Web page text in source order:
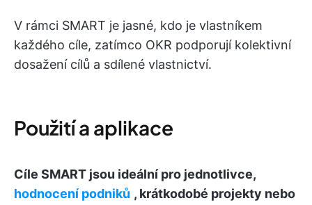
V rámci SMART je jasné, kdo je vlastníkem
každého cíle, zatímco OKR podporují kolektivní
dosažení cílů a sdílené vlastnictví.
Použití a aplikace
Cíle SMART jsou ideální pro jednotlivce,
hodnocení podniků , krátkodobé projekty nebo